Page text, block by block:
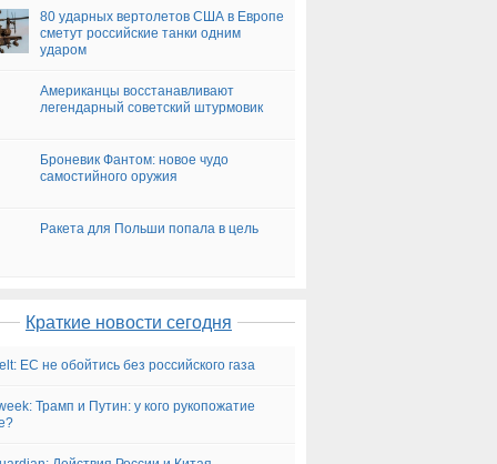
80 ударных вертолетов США в Европе
сметут российские танки одним
ударом
Американцы восстанавливают
легендарный советский штурмовик
Броневик Фантом: новое чудо
самостийного оружия
Ракета для Польши попала в цель
Краткие новости сегодня
ЕС не обойтись без российского газа
Трамп и Путин: у кого рукопожатие